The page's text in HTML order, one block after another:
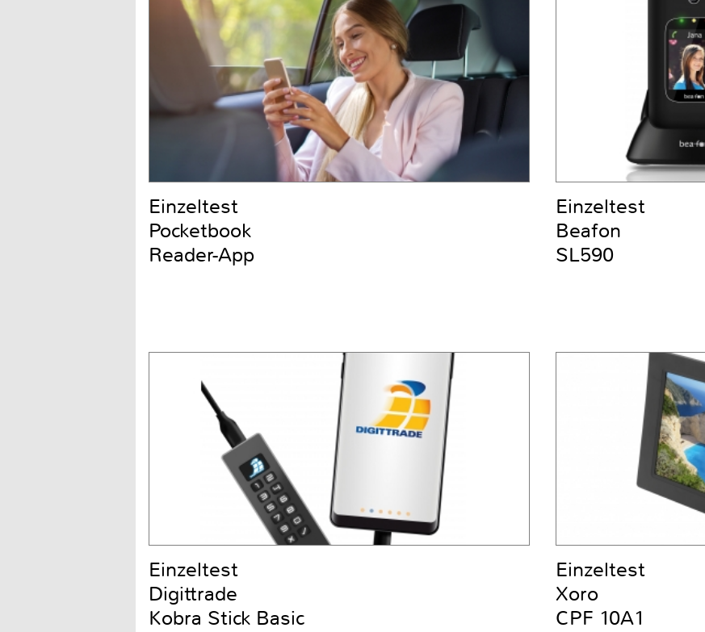
Einzeltest
Pocketbook
Reader-App
Einzeltest
Beafon
SL590
Einzeltest
Digittrade
Kobra Stick Basic
Einzeltest
Xoro
CPF 10A1